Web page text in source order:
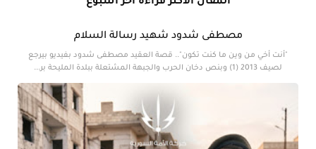
مصطفى شدود شهيد رسالة السلام
"أنت أخي من وين ما كنت تكون".. قصة العقيد مصطفى شدود بفيديو بيرجع
لصيف 2013 (1) وبنص دخان الحرب والجبهة المشتعلة ببلدة المليحة بر...